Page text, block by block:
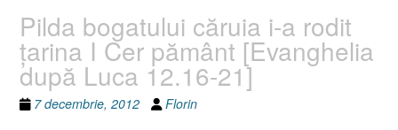
Pilda bogatului căruia i-a rodit
ţarina I Cer pământ [Evanghelia
după Luca 12.16-21]
7 decembrie, 2012 Florin